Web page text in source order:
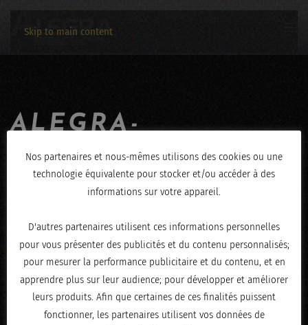
Skip to main content
ALEGRA-
JEROME_HENRY-
30062019-IMG_2439
Nos partenaires et nous-mêmes utilisons des cookies ou une
technologie équivalente pour stocker et/ou accéder à des
informations sur votre appareil.
D'autres partenaires utilisent ces informations personnelles
pour vous présenter des publicités et du contenu personnalisés;
pour mesurer la performance publicitaire et du contenu, et en
apprendre plus sur leur audience; pour développer et améliorer
leurs produits. Afin que certaines de ces finalités puissent
fonctionner, les partenaires utilisent vos données de